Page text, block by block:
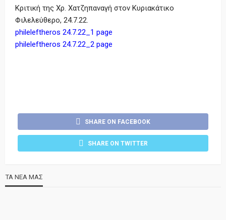
Κριτική της Χρ. Χατζηπαναγή στον Κυριακάτικο
Φιλελεύθερο, 24.7.22.
phileleftheros 24.7.22_1 page
phileleftheros 24.7.22_2 page
SHARE ON FACEBOOK
SHARE ON TWITTER
ΤΑ ΝΕΑ ΜΑΣ